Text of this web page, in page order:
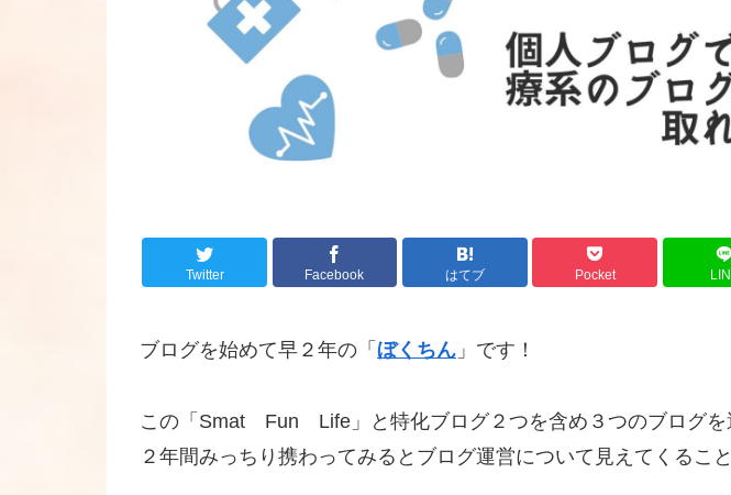
Twitter Facebook はてブ Pocket
ブログを始めて早２年の「 ぼくちん 」です！
この「Smat Fun Life」と特化ブログ２つを含め３つのブログを
２年間みっちり携わってみるとブログ運営について見えてくるこ